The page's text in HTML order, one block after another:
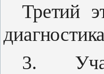
Третий
3.